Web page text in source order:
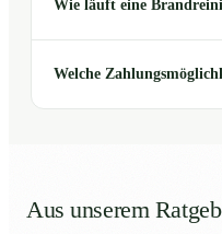
Wie läuft eine
Welche
Aus unserem